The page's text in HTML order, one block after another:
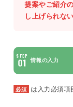
提案やご紹介
し上げられな
STEP
01 情報の入力
必須 は入力必須項